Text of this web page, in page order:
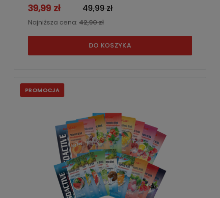
39,99 zł 49,99 zł
Najniższa cena: 42,90 zł
DO KOSZYKA
PROMOCJA